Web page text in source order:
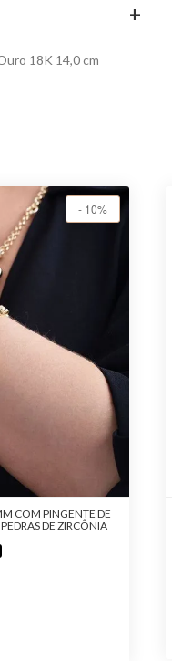
18K 14,0 cm
+
COM PINGENTE DE
DE ZIRCÔNIA
- 10%